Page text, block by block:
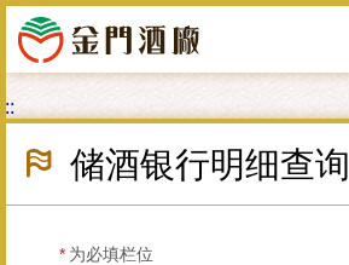
跳
到
:::
储酒银行明细查询
* 为必填栏位